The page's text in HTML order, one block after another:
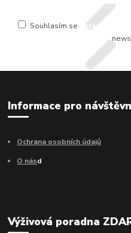
Souhlasím se zpracováním
Informace pro
Ochrana osobních údajů
O násd
Výživová poradna